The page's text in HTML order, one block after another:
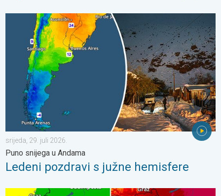
Ledeni pozdravi s južne hemisfere. Puno snijega u Andama. . .
srijeda, 29. juli 2026.
Puno snijega u Andama
Ledeni pozdravi s južne hemisfere
Vrhunac toplinskog vala. Svježije u petak. Negdje stižu i